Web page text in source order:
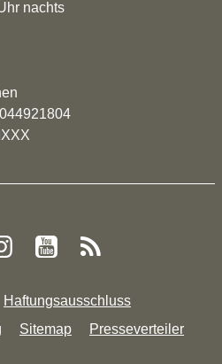
nachts
Haftungsausschluss
Sitemap Presseverteiler